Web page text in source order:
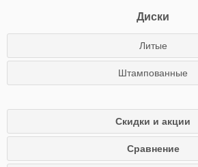
Диски
Литые
Штампованные
Скидки и акции
Сравнение